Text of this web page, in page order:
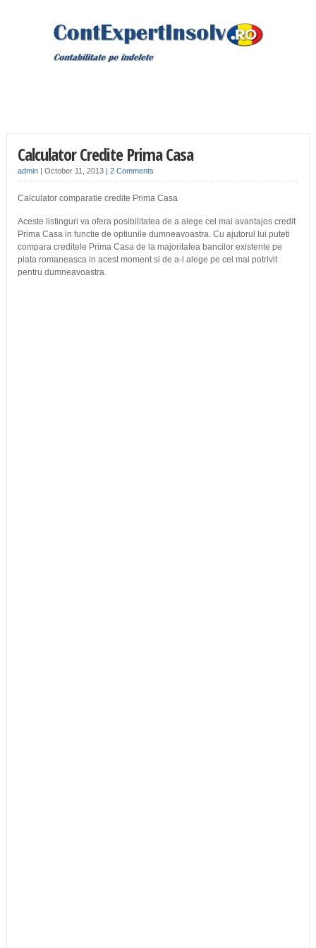
Calculator Credite Prima Casa
admin| October 11, 2013 | 2 Comments
Calculator comparatie credite Prima Casa
Aceste listinguri va ofera posibilitatea de a alege cel mai avantajos credit
Prima Casa in functie de optiunile dumneavoastra. Cu ajutorul lui puteti
compara creditele Prima Casa de la majoritatea bancilor existente pe
piata romaneasca in acest moment si de a-l alege pe cel mai potrivit
pentru dumneavoastra.